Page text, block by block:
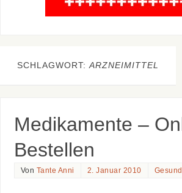
SCHLAGWORT: ARZNEIMITTEL
Medikamente –
Bestellen
Von Tante Anni 2. Januar 2010